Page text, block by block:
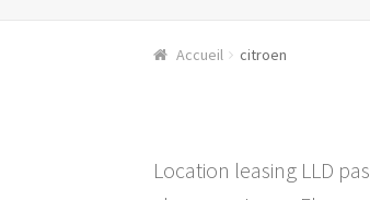
Accueil citroen
Location leasing LLD pas